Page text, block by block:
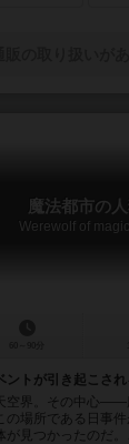
魔法都市の
Werewolf of
ントが引き起こされ
界。その中心――
の場所である日事
が見つかったのだ